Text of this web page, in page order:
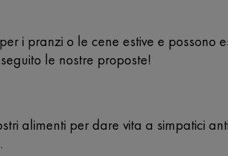
i pranzi o le cene estive e
le nostre proposte!
alimenti per dare vita a simpatici